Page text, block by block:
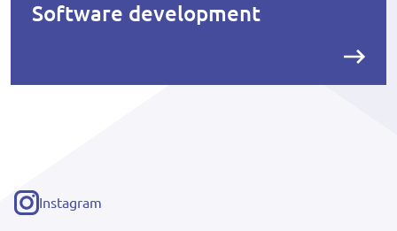
Software development
Instagram
(externe